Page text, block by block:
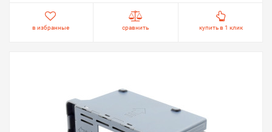
в избранные сравнить купить в 1 клик